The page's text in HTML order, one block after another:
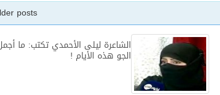
posts
الشاعرة ليلى الأحمدي تكتب: ما
الجو هذه الأيام !